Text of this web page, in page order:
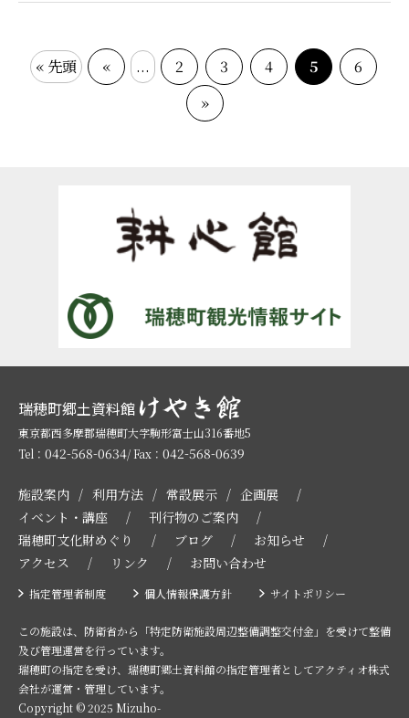
« 先頭 « ... 2 3 4 5
6
»
瑞穂町郷土資料館
東京都西多摩郡瑞穂町大字駒形富士山316番地5
Tel： 042-568-0634/ Fax： 042-568-0639
施設案内 利用方法 常設展示
企画展
イベント・講座
刊行物のご案内
瑞穂町文化財めぐり
ブログ
お知らせ
アクセス
リンク お問い合わせ
指定管理者制度 個人情報保護方針 サイトポリシー
この施設は、防衛省から「特定防衛施設周辺整備調整交付金」を受けて整備
及び管理運営を行っています。
瑞穂町の指定を受け、瑞穂町郷土資料館の指定管理者としてアクティオ株式
会社が運営・管理しています。
Copyright © 2025 Mizuho-